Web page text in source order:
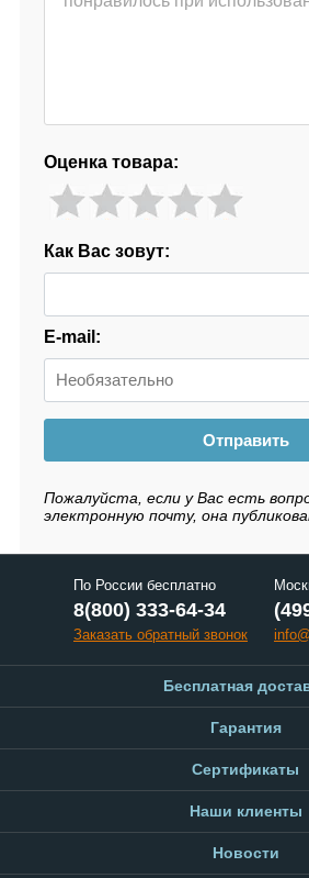
Оценка товара:
Как Вас зовут:
E-mail:
Отправить
Пожалуйста, если у Вас есть
электронную почту, она
По России бесплатно
8(800) 333-64-34
Заказать обратный звонок
Бесплатная
Гарантия
Сертификаты
Наши клиенты
Новости